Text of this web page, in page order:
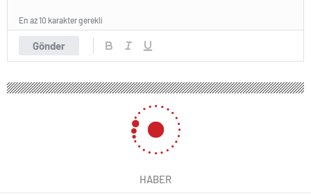
Gönder
En az 10 karakter gerekli
HABER